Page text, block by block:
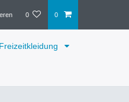
0 0
Freizeitkleidung